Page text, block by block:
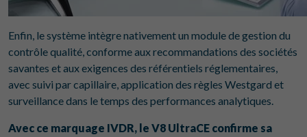
Enfin, le système intègre nativement un module de gestion du
contrôle qualité, conforme aux recommandations des sociétés
savantes et aux exigences des référentiels réglementaires,
avec suivi par capillaire, application des règles Westgard et
surveillance dans le temps des performances analytiques.
Avec ce marquage IVDR, le V8 UltraCE confirme sa